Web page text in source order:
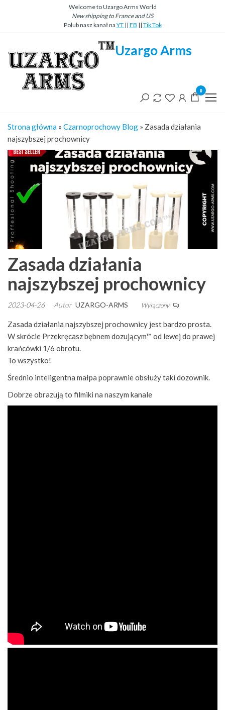
Welcome to Uzargo Arms World
Newshipping to France and US
Polub nasz kanał na YT || FB || Tik Tok
Uzargo Arms
0
Strona główna » Czarnoprochowy Blog » Zasada działania
najszybszej prochownicy
Zasada działania
najszybszej prochownicy
2023-04-26 Autor UZARGO-ARMS Wyłączony
Zasada działania najszybszej prochownicy jest bardzo prosta.
W skrócie Przekręcasz bębnem dozującym™ od lewej do prawej
krańcówki 1/6 obrotu.
To wszystko!
Średnio inteligentna małpa poprawnie obsłuży taki dozownik.
Dobrze obrazują to filmiki na naszym kanale